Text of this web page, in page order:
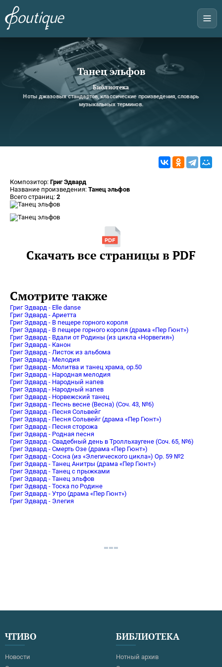
Танец эльфов
Библиотека
Ноты джазовых стандартов, классические произведения, словарь
музыкальных терминов.
Композитор: Григ Эдвард
Название произведения: Танец эльфов
Всего страниц: 2
Скачать все страницы в PDF
Смотрите также
Григ Эдвард - Elle danse
Григ Эдвард - Ариетта
Григ Эдвард - В пещере горного короля
Григ Эдвард - В пещере горного короля (драма «Пер Гюнт»)
Григ Эдвард - Вдали от Родины (из цикла «Норвегия»)
Григ Эдвард - Канон
Григ Эдвард - Листок из альбома
Григ Эдвард - Мелодия
Григ Эдвард - Молитва и танец храма, op.50
Григ Эдвард - Народная мелодия
Григ Эдвард - Народный напев
Григ Эдвард - Народный напев
Григ Эдвард - Норвежский танец
Григ Эдвард - Песнь весне (Весна) (Соч. 43, №6)
Григ Эдвард - Песня Сольвейг
Григ Эдвард - Песня Сольвейг (драма «Пер Гюнт»)
Григ Эдвард - Песня сторожа
Григ Эдвард - Родная песня
Григ Эдвард - Свадебный день в Тролльхаугене (Соч. 65, №6)
Григ Эдвард - Смерть Озе (драма «Пер Гюнт»)
Григ Эдвард - Сосна (из «Элегического цикла») Ор. 59 №2
Григ Эдвард - Танец Анитры (драма «Пер Гюнт»)
Григ Эдвард - Танец с прыжками
Григ Эдвард - Танец эльфов
Григ Эдвард - Тоска по Родине
Григ Эдвард - Утро (драма «Пер Гюнт»)
Григ Эдвард - Элегия
ЧТИВО
Новости
БИБЛИОТЕКА
Нотный архив